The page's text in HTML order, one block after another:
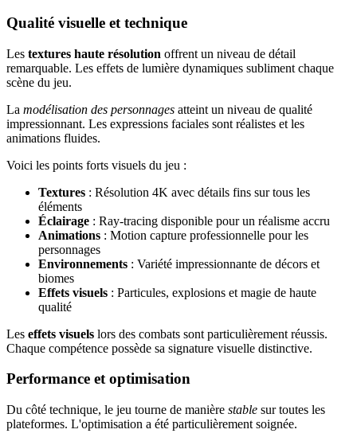
Qualité visuelle et technique
Les textures haute résolution offrent un niveau de détail
remarquable. Les effets de lumière dynamiques subliment chaque
scène du jeu.
La modélisation des personnages atteint un niveau de qualité
impressionnant. Les expressions faciales sont réalistes et les
animations fluides.
Voici les points forts visuels du jeu :
Textures : Résolution 4K avec détails fins sur tous les
éléments
Éclairage : Ray-tracing disponible pour un réalisme accru
Animations : Motion capture professionnelle pour les
personnages
Environnements : Variété impressionnante de décors et
biomes
Effets visuels : Particules, explosions et magie de haute
qualité
Les effets visuels lors des combats sont particulièrement réussis.
Chaque compétence possède sa signature visuelle distinctive.
Performance et optimisation
Du côté technique, le jeu tourne de manière stable sur toutes les
plateformes. L'optimisation a été particulièrement soignée.